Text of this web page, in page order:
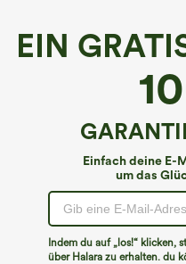
EIN
Einfach deine E-
um das
Indem du auf „los!“ klicken,
über Halara zu erhalten. du
Wir können die von